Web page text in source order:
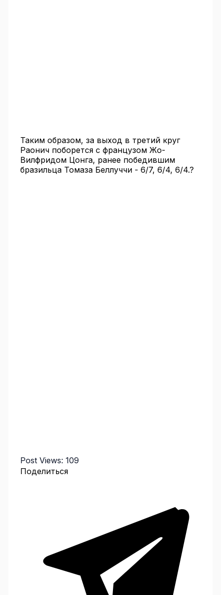
Таким образом, за выход в третий круг
Раонич поборется с французом Жо-
Вилфридом Цонга, ранее победившим
бразильца Томаза Беллуччи - 6/7, 6/4, 6/4.?
Post Views: 109
Поделиться